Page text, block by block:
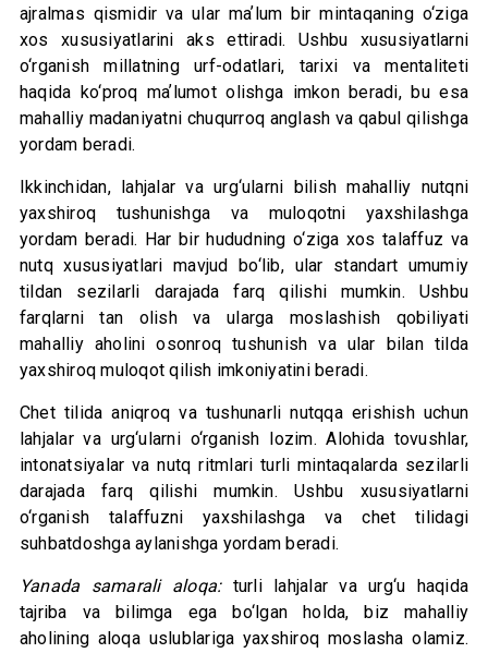
ajralmas qismidir va ular maʼlum bir mintaqaning o‘ziga
xos xususiyatlarini aks ettiradi. Ushbu xususiyatlarni
o‘rganish millatning urf-odatlari, tarixi va mentaliteti
haqida ko‘proq maʼlumot olishga imkon beradi, bu esa
mahalliy madaniyatni chuqurroq anglash va qabul qilishga
yordam beradi.
Ikkinchidan, lahjalar va urg‘ularni bilish mahalliy nutqni
yaxshiroq tushunishga va muloqotni yaxshilashga
yordam beradi. Har bir hududning o‘ziga xos talaffuz va
nutq xususiyatlari mavjud bo‘lib, ular standart umumiy
tildan sezilarli darajada farq qilishi mumkin. Ushbu
farqlarni tan olish va ularga moslashish qobiliyati
mahalliy aholini osonroq tushunish va ular bilan tilda
yaxshiroq muloqot qilish imkoniyatini beradi.
Chet tilida aniqroq va tushunarli nutqqa erishish uchun
lahjalar va urg‘ularni o‘rganish lozim. Alohida tovushlar,
intonatsiyalar va nutq ritmlari turli mintaqalarda sezilarli
darajada farq qilishi mumkin. Ushbu xususiyatlarni
o‘rganish talaffuzni yaxshilashga va chet tilidagi
suhbatdoshga aylanishga yordam beradi.
Yanada samarali aloqa:turli lahjalar va urg‘u haqida
tajriba va bilimga ega bo‘lgan holda, biz mahalliy
aholining aloqa uslublariga yaxshiroq moslasha olamiz.